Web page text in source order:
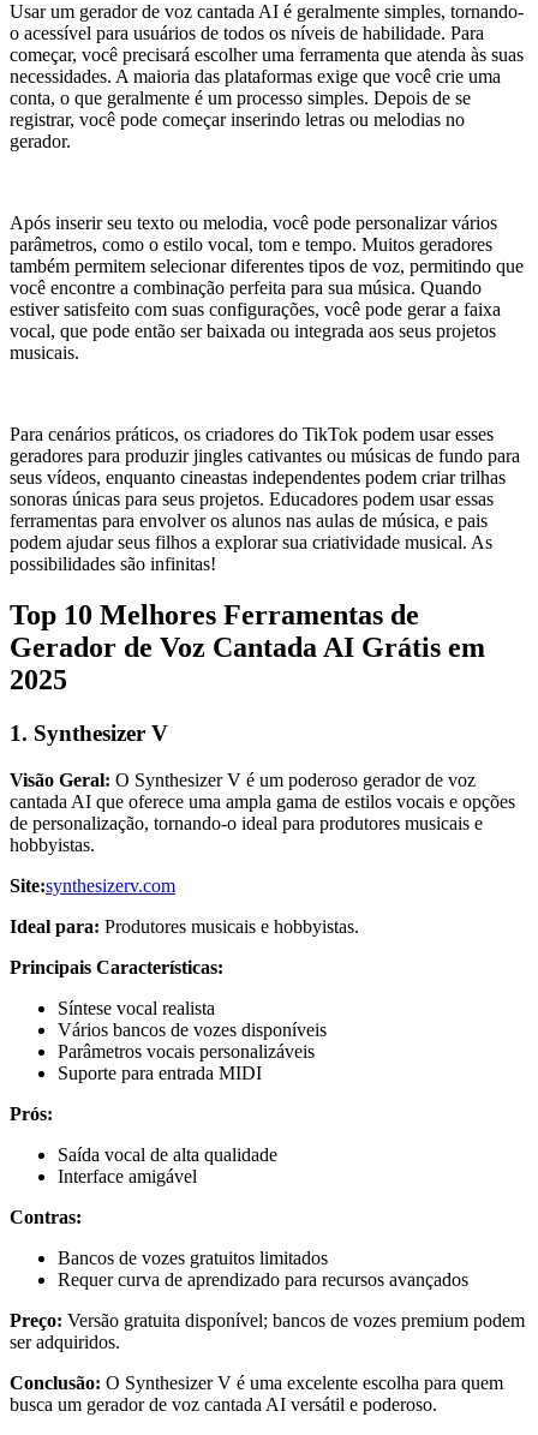
Usar um gerador de voz cantada AI é geralmente simples, tornando-
o acessível para usuários de todos os níveis de habilidade. Para
começar, você precisará escolher uma ferramenta que atenda às suas
necessidades. A maioria das plataformas exige que você crie uma
conta, o que geralmente é um processo simples. Depois de se
registrar, você pode começar inserindo letras ou melodias no
gerador.
Após inserir seu texto ou melodia, você pode personalizar vários
parâmetros, como o estilo vocal, tom e tempo. Muitos geradores
também permitem selecionar diferentes tipos de voz, permitindo que
você encontre a combinação perfeita para sua música. Quando
estiver satisfeito com suas configurações, você pode gerar a faixa
vocal, que pode então ser baixada ou integrada aos seus projetos
musicais.
Para cenários práticos, os criadores do TikTok podem usar esses
geradores para produzir jingles cativantes ou músicas de fundo para
seus vídeos, enquanto cineastas independentes podem criar trilhas
sonoras únicas para seus projetos. Educadores podem usar essas
ferramentas para envolver os alunos nas aulas de música, e pais
podem ajudar seus filhos a explorar sua criatividade musical. As
possibilidades são infinitas!
Top 10 Melhores Ferramentas de
Gerador de Voz Cantada AI Grátis em
2025
1. Synthesizer V
Visão Geral: O Synthesizer V é um poderoso gerador de voz
cantada AI que oferece uma ampla gama de estilos vocais e opções
de personalização, tornando-o ideal para produtores musicais e
hobbyistas.
Site:synthesizerv.com
Ideal para: Produtores musicais e hobbyistas.
Principais Características:
Síntese vocal realista
Vários bancos de vozes disponíveis
Parâmetros vocais personalizáveis
Suporte para entrada MIDI
Prós:
Saída vocal de alta qualidade
Interface amigável
Contras:
Bancos de vozes gratuitos limitados
Requer curva de aprendizado para recursos avançados
Preço: Versão gratuita disponível; bancos de vozes premium podem
ser adquiridos.
Conclusão: O Synthesizer V é uma excelente escolha para quem
busca um gerador de voz cantada AI versátil e poderoso.